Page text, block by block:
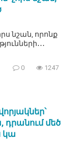
նշան, որոնք
0 1247
մեծ
կա